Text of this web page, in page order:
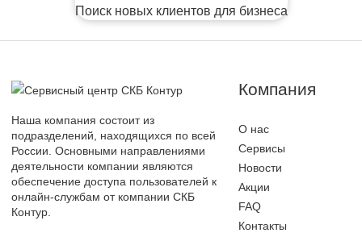
Поиск новых клиентов для бизнеса
Наша компания состоит из
подразделений, находящихся по всей
России. Основными направлениями
деятельности компании являются
обеспечение доступа пользователей к
онлайн-службам от компании СКБ
Контур.
Компания
О нас
Сервисы
Новости
Акции
FAQ
Контакты